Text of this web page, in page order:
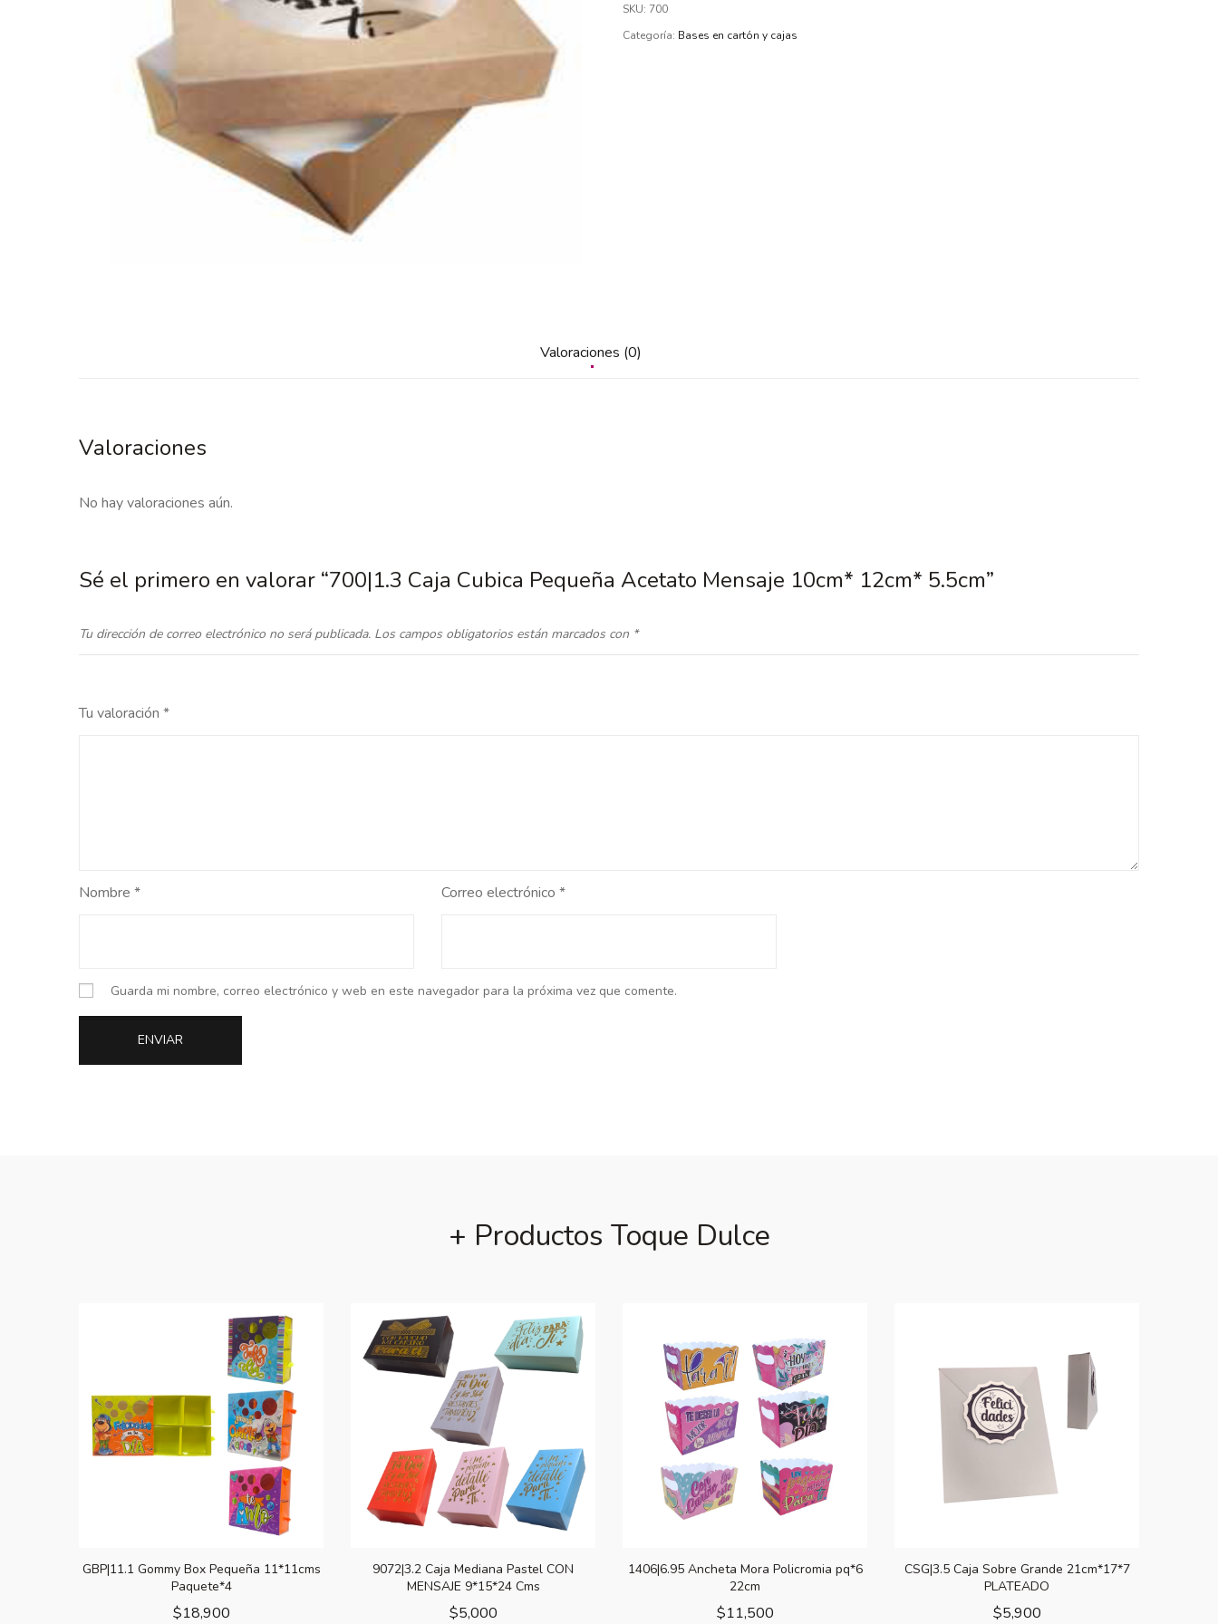
SKU: 700
Categoría: Bases en cartón y cajas
Valoraciones (0)
Valoraciones
No hay valoraciones aún.
Sé el primero en valorar “700|1.3 Caja Cubica Pequeña Acetato Mensaje 10cm* 12cm* 5.5cm”
Tu dirección de correo electrónico no será publicada. Los campos obligatorios están marcados con *
Tu valoración *
Nombre * Correo electrónico *
Guarda mi nombre, correo electrónico y web en este navegador para la próxima vez que comente.
+ Productos Toque Dulce
GBP|11.1 Gommy Box Pequeña 11*11cms
Paquete*4
$18,900
9072|3.2 Caja Mediana Pastel CON
MENSAJE 9*15*24 Cms
$5,000
1406|6.95 Ancheta Mora Policromia pq*6
22cm
$11,500
CSG|3.5 Caja Sobre Grande 21cm*17*7
PLATEADO
$5,900